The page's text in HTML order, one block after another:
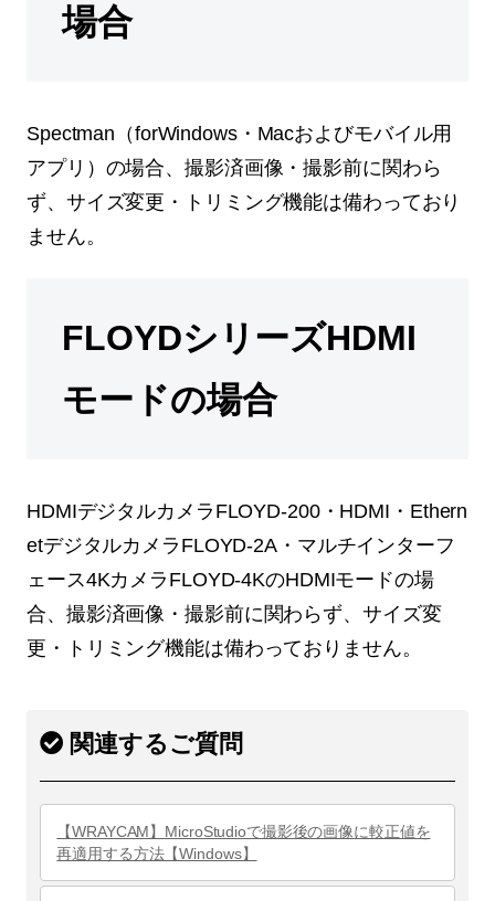
場合
Spectman（forWindows・Macおよびモバイル用
アプリ）の場合、撮影済画像・撮影前に関わら
ず、サイズ変更・トリミング機能は備わっており
ません。
FLOYDシリーズHDMI
モードの場合
HDMIデジタルカメラFLOYD-200・HDMI・Ethern
etデジタルカメラFLOYD-2A・マルチインターフ
ェース4KカメラFLOYD-4KのHDMIモードの場
合、撮影済画像・撮影前に関わらず、サイズ変
更・トリミング機能は備わっておりません。
関連するご質問
【WRAYCAM】MicroStudioで撮影後の画像に較正値を
再適用する方法【Windows】